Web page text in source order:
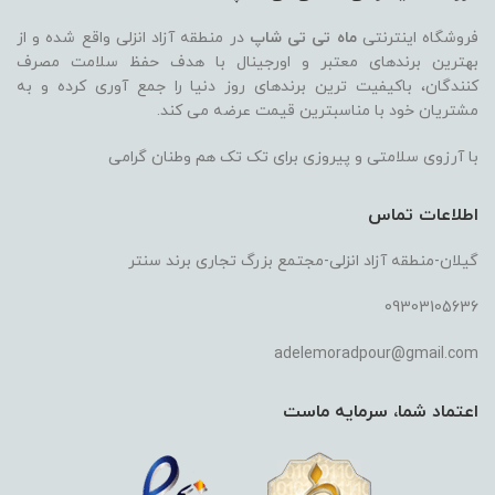
فروشگاه اینترنتیماه تی تی شاپ در منطقه آزاد انزلی واقع شده و از
بهترین برندهای معتبر و اورجینال با هدف حفظ سلامت مصرف
کنندگان، باکیفیت ترین برندهای روز دنیا را جمع آوری کرده و به
مشتریان خود با مناسبترین قیمت عرضه می کند.
با آرزوی سلامتی و پیروزی برای تک تک هم وطنان گرامی
اطلاعات تماس
گیلان-منطقه آزاد انزلی-مجتمع بزرگ تجاری برند سنتر
09303105636
adelemoradpour@gmail.com
اعتماد شما، سرمایه ماست